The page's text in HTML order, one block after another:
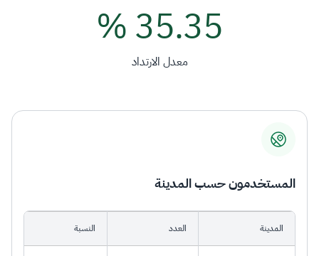
35.35 %
معدل الارتداد
المستخدمون حسب المدينة
المدينة العدد النسبة